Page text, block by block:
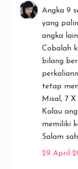
Angka 9
yang
angka
Cobalah
bilang
tetap
Misal, 7
Kalau
memiliki
Salam
29 April